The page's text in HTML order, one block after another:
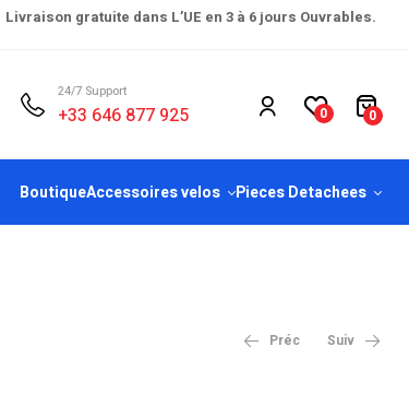
Livraison gratuite dans L’UE en 3 à 6 jours Ouvrables.
24/7 Support
+33 646 877 925 0 0
BoutiqueAccessoires velos Pieces Detachees
Préc Suiv